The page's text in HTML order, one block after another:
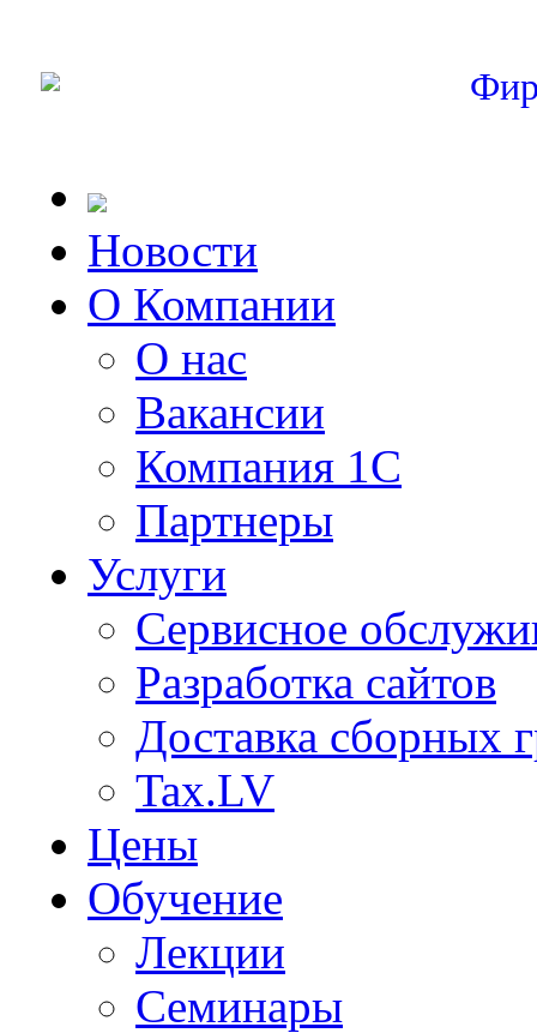
Новости
О Компании
О нас
Вакансии
Компания 1С
Партнеры
Услуги
Сервисное
Разработка сайтов
Доставка сборных
Tax.LV
Цены
Обучение
Лекции
Семинары